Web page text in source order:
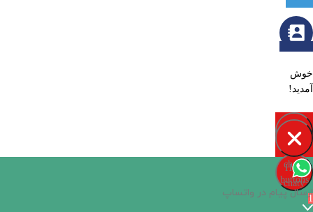
خوش
آمدید!
Open
chaty
chaty
buttons
1
Hide
chaty
ارسال پیام در واتساپ